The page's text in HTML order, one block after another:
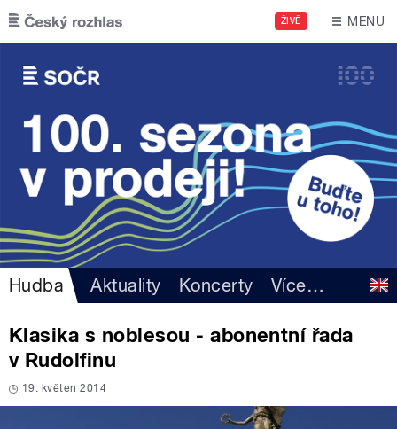
Přejít k hlavnímu obsahu
ŽIVĚ MENU
Hudba Aktuality Koncerty Více…
Klasika s noblesou - abonentní řada
v Rudolfinu
19. květen 2014